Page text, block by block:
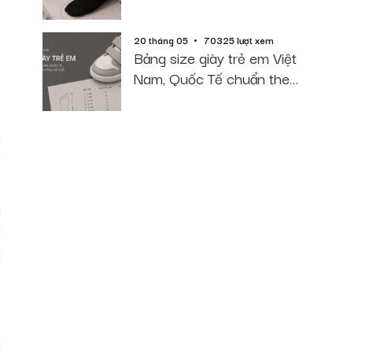
20 tháng 05 70325 lượt xem
Bảng size giày trẻ em Việt
Nam, Quốc Tế chuẩn theo